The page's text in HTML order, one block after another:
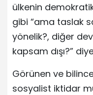
ülkenin
gibi “ama taslak
yönelik?, diğer
kapsam dışı?”
Görünen ve
sosyalist iktidar